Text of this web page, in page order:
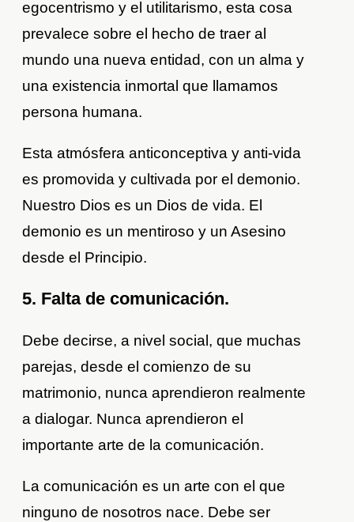
egocentrismo y el utilitarismo, esta cosa
prevalece sobre el hecho de traer al
mundo una nueva entidad, con un alma y
una existencia inmortal que llamamos
persona humana.
Esta atmósfera anticonceptiva y anti-vida
es promovida y cultivada por el demonio.
Nuestro Dios es un Dios de vida. El
demonio es un mentiroso y un Asesino
desde el Principio.
5. Falta de comunicación.
Debe decirse, a nivel social, que muchas
parejas, desde el comienzo de su
matrimonio, nunca aprendieron realmente
a dialogar. Nunca aprendieron el
importante arte de la comunicación.
La comunicación es un arte con el que
ninguno de nosotros nace. Debe ser